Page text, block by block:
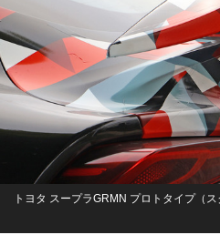
トヨタ スープラGRMN プロトタイプ（ス